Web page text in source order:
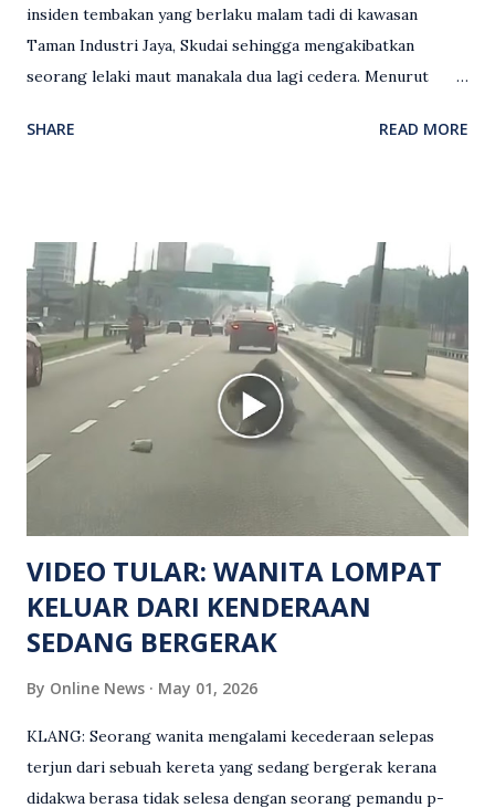
insiden tembakan yang berlaku malam tadi di kawasan
Taman Industri Jaya, Skudai sehingga mengakibatkan
seorang lelaki maut manakala dua lagi cedera. Menurut
kejadian berlaku sekitar jam 11 malam dan pihak polis
hiburan di kawasan berkenaan. Seorang mangsa disahkan
meninggal dunia di lokasi kejadian akibat terkena tembakan,
manakala seorang lagi mangsa mengalami kecederaan.
Turut dipercayai terdapat seorang lagi individu cedera
namun identitinya masih belum dikenal pasti selepas dibawa
keluar dari lokasi oleh kenalannya. Polis kini sedang giat
mengesan dua suspek yang masih bebas bagi membantu
siasatan lanjut. Kes disiasat mengikut Seksyen 302 Kanun
Keseksaan kerana membunuh. Orang ramai yang mempunyai
maklumat diminta t...
SHARE READ MORE
VIDEO TULAR: WANITA LOMPAT
KELUAR DARI KENDERAAN
SEDANG BERGERAK
By Online News May 01, 2026
KLANG: Seorang wanita mengalami kecederaan selepas
terjun dari sebuah kereta yang sedang bergerak kerana
didakwa berasa tidak selesa dengan seorang pemandu p-